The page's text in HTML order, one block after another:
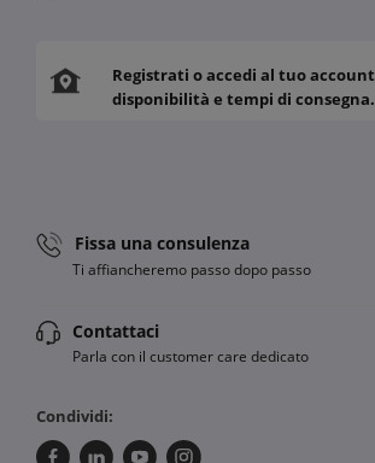
Registrati o accedi al tuo
disponibilità e tempi di
Fissa una consulenza
Ti affiancheremo passo dopo passo
Contattaci
Parla con il customer care dedicato
Condividi: